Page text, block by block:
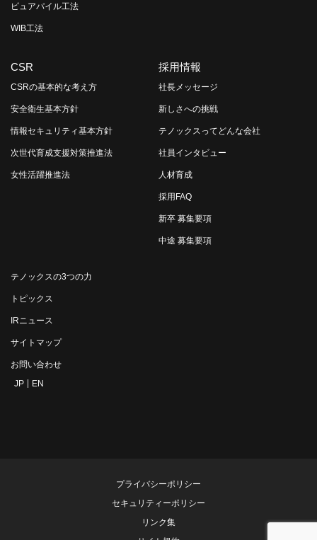
ピュアパイル工法
WIB工法
CSR
CSRの基本的な考え方
安全衛生基本方針
情報セキュリティ基本方針
次世代育成支援対策推進法
女性活躍推進法
採用情報
社長メッセージ
新しさへの挑戦
テノックスってどんな会社
社員インタビュー
人材育成
採用FAQ
新卒 募集要項
中途 募集要項
テノックスの3つの力
トピックス
IRニュース
サイトマップ
お問い合わせ
EN
JP
プライバシーポリシー
セキュリティーポリシー
リンク集